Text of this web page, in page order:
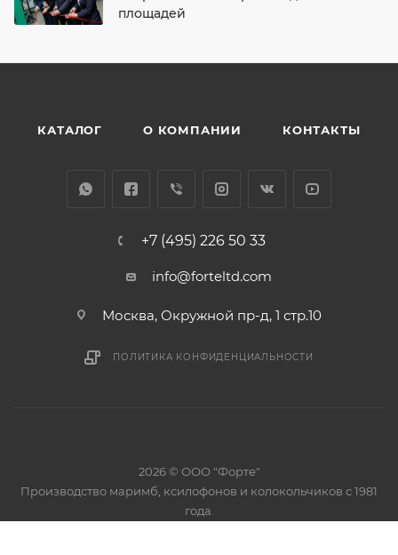
площадей
КАТАЛОГ О КОМПАНИИ КОНТАКТЫ
+7 (495) 226 50 33
info@forteltd.com
Москва, Окружной пр-д, 1 стр.10
ПОЛИТИКА КОНФИДЕНЦИАЛЬНОСТИ
2026 © ООО "Форте"
Производство маримб, ксилофонов и колокольчиков с 1981
года.